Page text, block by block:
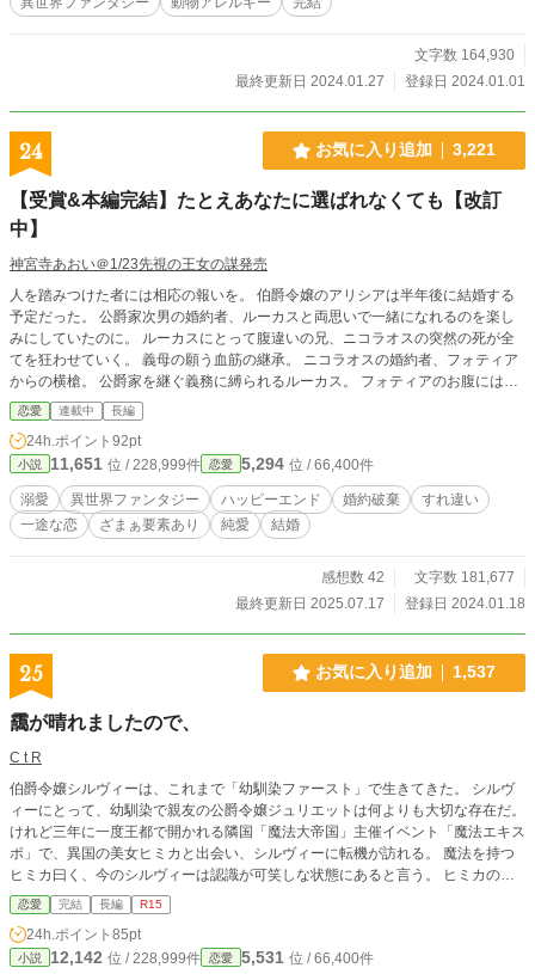
文字数 164,930
最終更新日 2024.01.27
登録日 2024.01.01
24 お気に入り追加 3,221
【受賞&本編完結】たとえあなたに選ばれなくても【改訂
中】
神宮寺あおい＠1/23先視の王女の謀発売
人を踏みつけた者には相応の報いを。 伯爵令嬢のアリシアは半年後に結婚する
予定だった。 公爵家次男の婚約者、ルーカスと両思いで一緒になれるのを楽し
みにしていたのに。 ルーカスにとって腹違いの兄、ニコラオスの突然の死が全
てを狂わせていく。 義母の願う血筋の継承。 ニコラオスの婚約者、フォティア
からの横槍。 公爵家を継ぐ義務に縛られるルーカス。 フォティアのお腹にはニ
コラオスの子供が宿っており、正統なる後継者を望む義母はルーカスとアリシア
の婚約を破棄させ、フォティアと婚約させようとする。 そんな中アリシアのお
腹にもまた小さな命が。 アリシアとルーカスの思いとは裏腹に2人は周りの思惑
に振り回されていく。 何があってもこの子を守らなければ。 大切なあなたとの
未来を夢見たいのに許されない。 ならば私は去りましょう。 たとえあなたに選
ばれなくても。 私は私の人生を歩んでいく。 これは普通の伯爵令嬢と訳あり公
爵令息の、想いが報われるまでの物語。 ーーーーーーーーーーーーーーーーー
でファンタジーです ２）作中では第一王位継承者のみ『皇太子』とし、それ以
に文頭一文字下げなど、表記を改訂中です。 そのため一時的に『皇太子』と
『王太子』が混在しております。 よろしくお願いいたします。 ーーーーーーー
ーーーーーーーーーーーーーーーーーーーーーーーーーーーーーーー 誤字を教
えてくださる方、ありがとうございます。 読み返してから投稿しているのです
が、見落としていることがあるのでとても助かります。 アルファポリス第18回
恋愛 連載中 長編
24h.ポイント 92pt
小説 11,651 位 / 228,999件 恋愛 5,294 位 / 66,400件
溺愛 異世界ファンタジー ハッピーエンド 婚約破棄
すれ違い
一途な恋
ざまぁ要素あり 純愛 結婚
感想数 42
文字数 181,677
最終更新日 2025.07.17
登録日 2024.01.18
25 お気に入り追加 1,537
靄が晴れましたので、
C t R
伯爵令嬢シルヴィーは、これまで「幼馴染ファースト」で生きてきた。 シルヴ
ィーにとって、幼馴染で親友の公爵令嬢ジュリエットは何よりも大切な存在だ。
けれど三年に一度王都で開かれる隣国「魔法大帝国」主催イベント「魔法エキス
ポ」で、異国の美女ヒミカと出会い、シルヴィーに転機が訪れる。 魔法を持つ
ヒミカ曰く、今のシルヴィーは認識が可笑しな状態にあると言う。 ヒミカの助
けにより脳内の靄が晴れ、本来の自分を取り戻したシルヴィーは、幼馴染ジュリ
エットとの別離と帝国への留学を決意する――。 ※無自覚の苦労人だったヒロ
イン ※帝国皇子のヒーロー ■作品転載、盗作、明らかな設定の類似・盗用、オ
マージュ、全て禁止致します。
恋愛 完結 長編 R15
24h.ポイント 85pt
小説 12,142 位 / 228,999件 恋愛 5,531 位 / 66,400件